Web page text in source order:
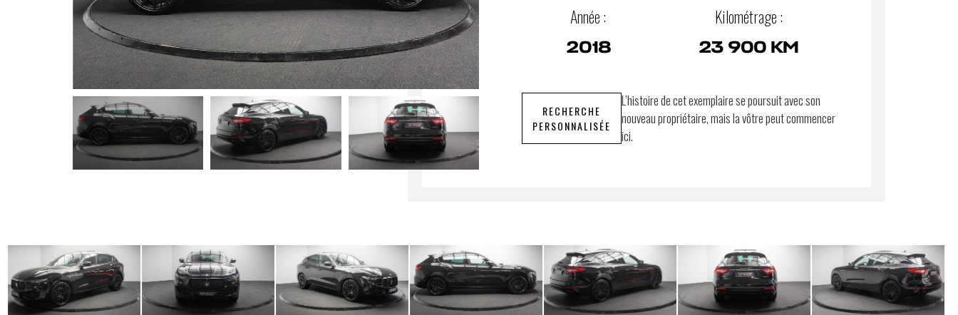
Année :
2018
Kilométrage :
23 900 KM
RECHERCHE
PERSONNALISÉE
L’histoire de cet exemplaire se poursuit avec son
nouveau propriétaire, mais la vôtre peut commencer
ici.